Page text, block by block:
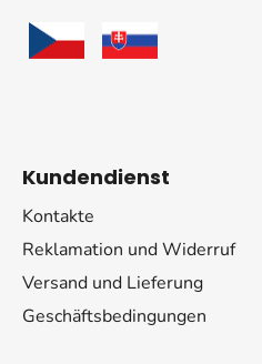
Kundendienst
Kontakte
Reklamation und Widerruf
Versand und Lieferung
Geschäftsbedingungen